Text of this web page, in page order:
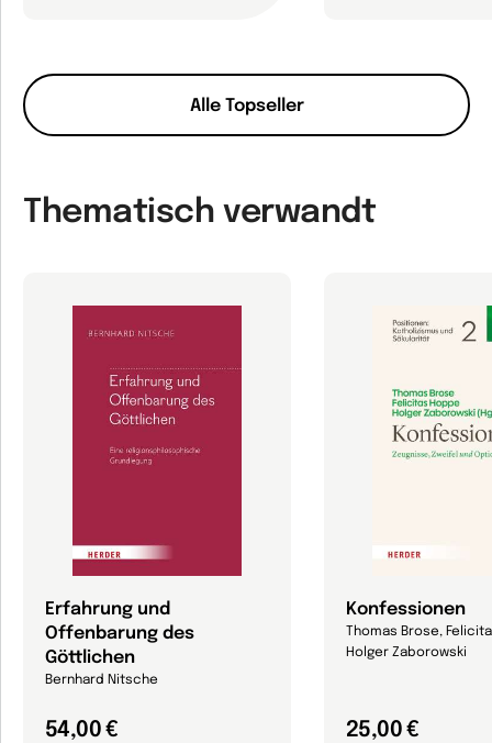
Alle Topseller
Thematisch verwandt
Erfahrung und
Offenbarung des
Göttlichen
Bernhard Nitsche
54,00 €
Konfessionen
Thomas Brose,
Holger Zaborowski
25,00 €